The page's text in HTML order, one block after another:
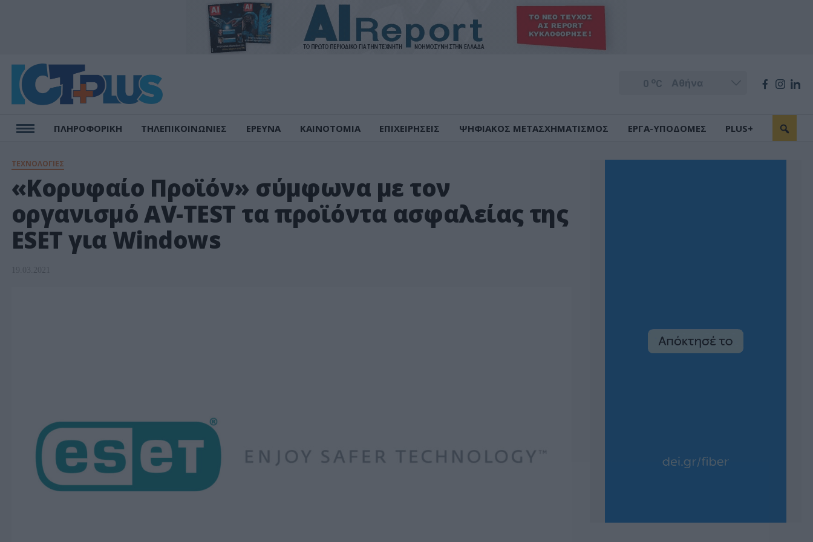
0 oC
ΠΛΗΡΟΦΟΡΙΚΗ ΤΗΛΕΠΙΚΟΙΝΩΝΙΕΣ ΕΡΕΥΝΑ ΚΑΙΝΟΤΟΜΙΑ ΕΠΙΧΕΙΡΗΣΕΙΣ ΨΗΦΙΑΚΟΣ ΜΕΤΑΣΧΗΜΑΤΙΣΜΟΣ ΕΡΓΑ-ΥΠΟΔΟΜΕΣ PLUS+
ΤΕΧΝΟΛΟΓΙΕΣ
«Κορυφαίο Προϊόν» σύμφωνα με τον
οργανισμό AV-TEST τα προϊόντα ασφαλείας της
ESET για Windows
19.03.2021